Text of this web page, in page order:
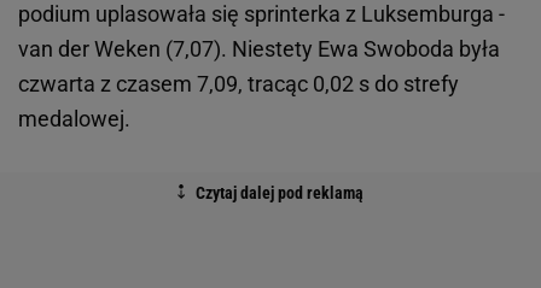
podium uplasowała się sprinterka z Luksemburga -
van der Weken (7,07). Niestety Ewa Swoboda była
czwarta z czasem 7,09, tracąc 0,02 s do strefy
medalowej.